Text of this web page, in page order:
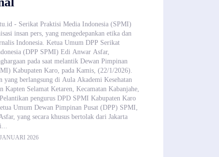
- Serikat Praktisi Media Indonesia (SPMI)
insan pers, yang mengedepankan etika dan
Indonesia. Ketua Umum DPP Serikat
(DPP SPMI) Edi Anwar Asfar,
pada saat melantik Dewan Pimpinan
Kabupaten Karo, pada Kamis, (22/1/2026).
yang berlangsung di Aula Akademi Kesehatan
Kapten Selamat Ketaren, Kecamatan Kabanjahe,
pengurus DPD SPMI Kabupaten Karo
Umum Dewan Pimpinan Pusat (DPP) SPMI,
yang secara khusus bertolak dari Jakarta
2026